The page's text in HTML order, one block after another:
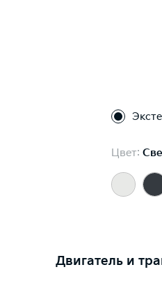
Цвет:
Двигатель и